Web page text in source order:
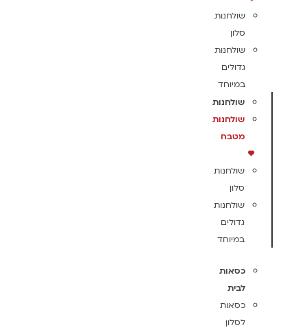
שולחנות
סלון
שולחנות
גדולים
במיוחד
שולחנות
שולחנות
מטבח
שולחנות
סלון
שולחנות
גדולים
במיוחד
כסאות
לבית
כסאות
לסלון